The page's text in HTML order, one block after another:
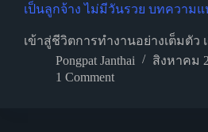
เป็นลูกจ้าง ไม่มีวันรวย บทความแ
เข้าสู่ชีวิตการทำงานอย่างเต็มตัว
Pongpat Janthai
สิงหาคม
1 Comment